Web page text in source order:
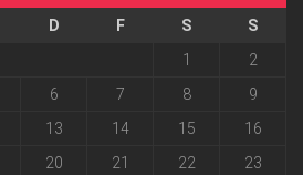
D F S
S
1
2
6 7 8
9
13 14 15
16
20 21 22
23